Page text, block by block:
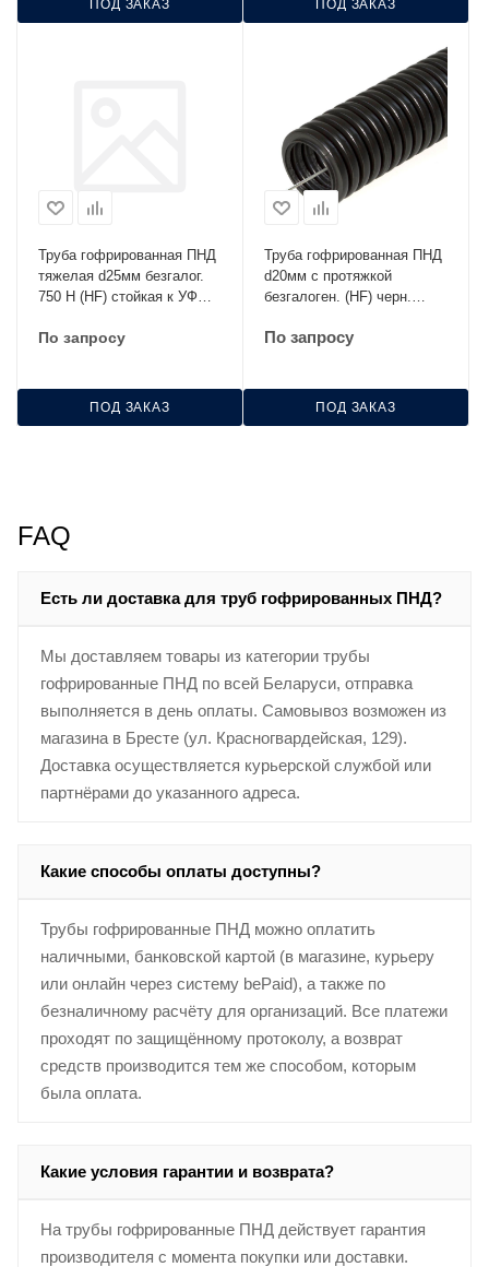
ПОД ЗАКАЗ ПОД ЗАКАЗ
Труба гофрированная ПНД
тяжелая d25мм безгалог.
750 Н (HF) стойкая к УФ
PR.022541o
По запросу
ПОД ЗАКАЗ
Труба гофрированная ПНД
d20мм с протяжкой
безгалоген. (HF) черн.
PR.022051
По запросу
ПОД ЗАКАЗ
FAQ
Есть ли доставка для труб гофрированных ПНД?
Мы доставляем товары из категории трубы
гофрированные ПНД по всей Беларуси, отправка
выполняется в день оплаты. Самовывоз возможен из
магазина в Бресте (ул. Красногвардейская, 129).
Доставка осуществляется курьерской службой или
партнёрами до указанного адреса.
Какие способы оплаты доступны?
Трубы гофрированные ПНД можно оплатить
наличными, банковской картой (в магазине, курьеру
или онлайн через систему bePaid), а также по
безналичному расчёту для организаций. Все платежи
проходят по защищённому протоколу, а возврат
средств производится тем же способом, которым
была оплата.
Какие условия гарантии и возврата?
На трубы гофрированные ПНД действует гарантия
производителя с момента покупки или доставки.